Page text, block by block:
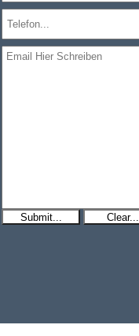
Submit... Clear...